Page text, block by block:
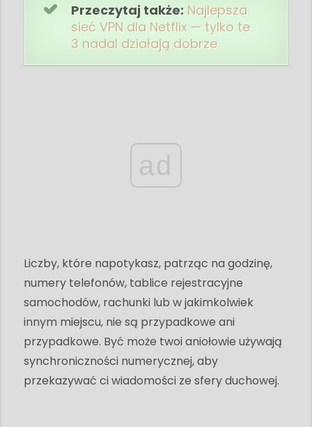
Przeczytaj także: Najlepsza
sieć VPN dla Netflix — tylko te
3 nadal działają dobrze
ad
Liczby, które napotykasz, patrząc na godzinę,
numery telefonów, tablice rejestracyjne
samochodów, rachunki lub w jakimkolwiek
innym miejscu, nie są przypadkowe ani
przypadkowe. Być może twoi aniołowie używają
synchroniczności numerycznej, aby
przekazywać ci wiadomości ze sfery duchowej.